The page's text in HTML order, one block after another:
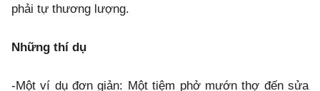
phải tự thương lượng.
Những thí dụ
-Một ví dụ đơn giản: Một tiệm phở mướn thợ đến sửa